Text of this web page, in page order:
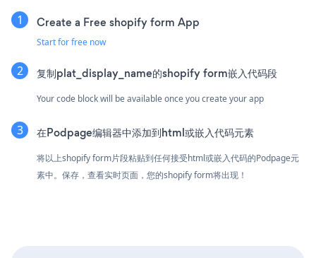
Create a Free shopify form App
Start for free now
复制plat_display_name的shopify form嵌入代码段
Your code block will be available once you create your app
在Podpage编辑器中添加到html或嵌入代码元素
将以上shopify form片段粘贴到任何接受html或嵌入代码的Podpage元
素中。保存，查看实时页面，您的shopify form将出现！